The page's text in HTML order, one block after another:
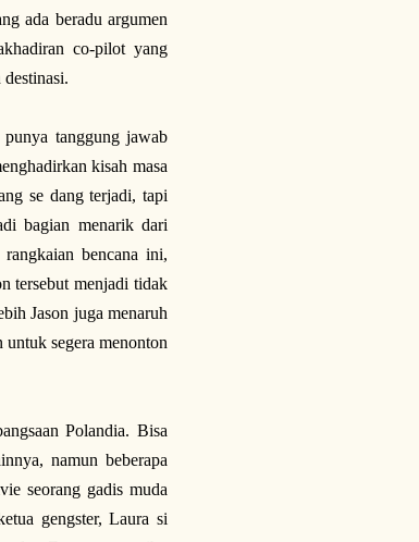
ada beradu argumen
co-pilot yang
tanggung jawab
kisah masa
se dang terjadi, tapi
bagian menarik dari
bencana ini,
tersebut menjadi tidak
Jason juga menaruh
segera menonton
Polandia. Bisa
namun beberapa
seorang gadis muda
gengster, Laura si